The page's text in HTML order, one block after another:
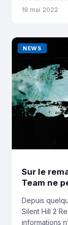
« un grand
Lors de
18 mai 2022
NEWS
Sur le
Team ne
Depuis
Silent Hill 2
informations